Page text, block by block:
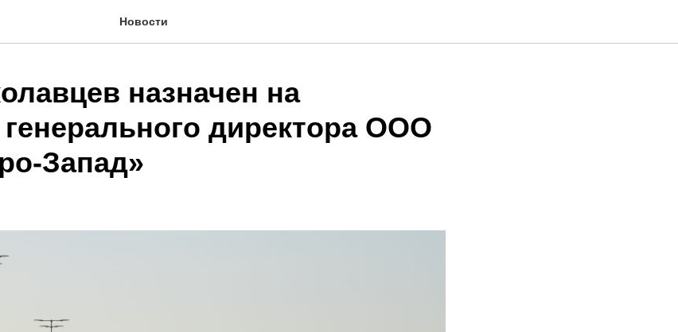
Новости
назначен на
директора ООО
Запад»